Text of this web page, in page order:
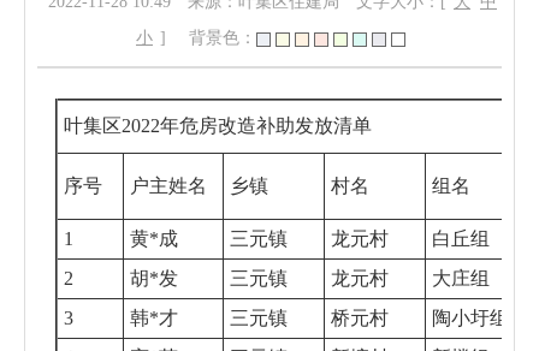
小 ] 背景色：
叶集区2022年危房改造补助发放清单
序号 户主姓名 乡镇 村名 组名
1 黄*成 三元镇 龙元村
白丘组
2
胡*发 三元镇 龙元村
大庄组
3
韩*才 三元镇 桥元村
陶小圩组